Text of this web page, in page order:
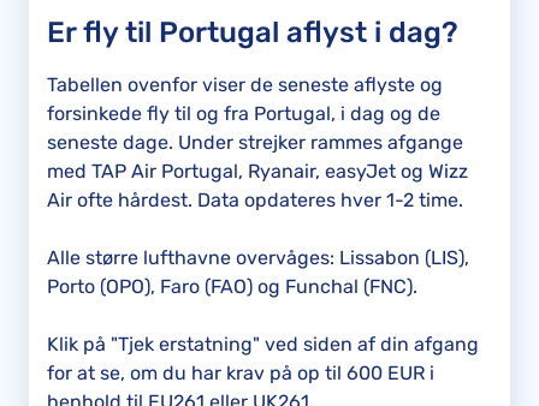
Er fly til Portugal aflyst i dag?
Tabellen ovenfor viser de seneste aflyste og
forsinkede fly til og fra Portugal, i dag og de
seneste dage. Under strejker rammes afgange
med TAP Air Portugal, Ryanair, easyJet og Wizz
Air ofte hårdest. Data opdateres hver 1-2 time.
Alle større lufthavne overvåges: Lissabon (LIS),
Porto (OPO), Faro (FAO) og Funchal (FNC).
Klik på "Tjek erstatning" ved siden af din afgang
for at se, om du har krav på op til 600 EUR i